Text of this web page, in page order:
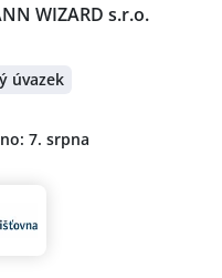
WIZARD s.r.o.
úvazek
7. srpna